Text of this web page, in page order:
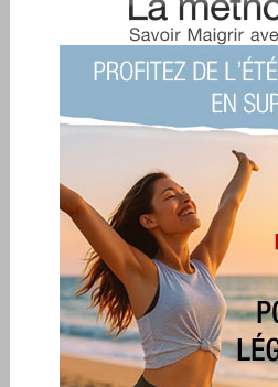
Blog de
Suiv. ›
Je m’appelle...
publié le 25/05/2008 à 19:32
Je m’appelle...Christine j'ai 3 enfants qui sont
un peu à moi et retrouver la forme dans tous
lire la suite